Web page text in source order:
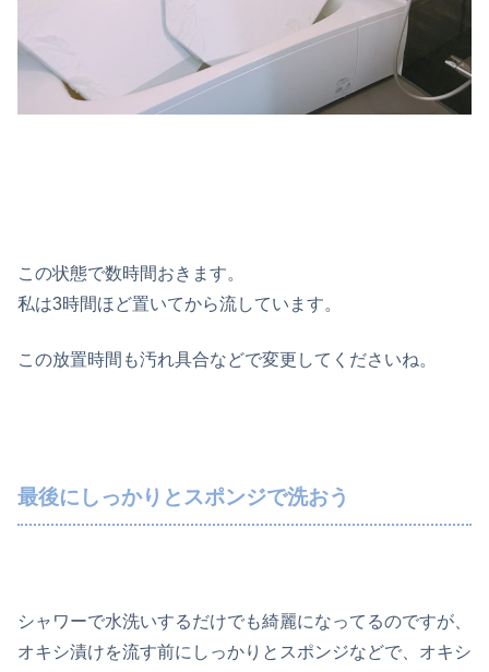
この状態で数時間おきます。
私は3時間ほど置いてから流しています。
この放置時間も汚れ具合などで変更してくださいね。
最後にしっかりとスポンジで洗おう
シャワーで水洗いするだけでも綺麗になってるのですが、
オキシ漬けを流す前にしっかりとスポンジなどで、オキシ